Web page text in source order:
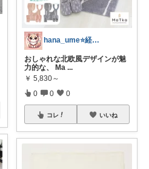
hana_ume⭐️経由購入感謝です⭐️
おしゃれな北欧風デザインが魅
力的な、 Ma ...
￥ 5,830～
0 0 0
コレ いいね